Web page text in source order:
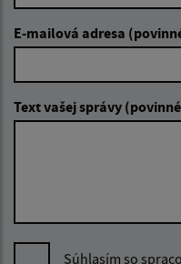
E-mailová adresa
Text vašej správy
Súhlasím so